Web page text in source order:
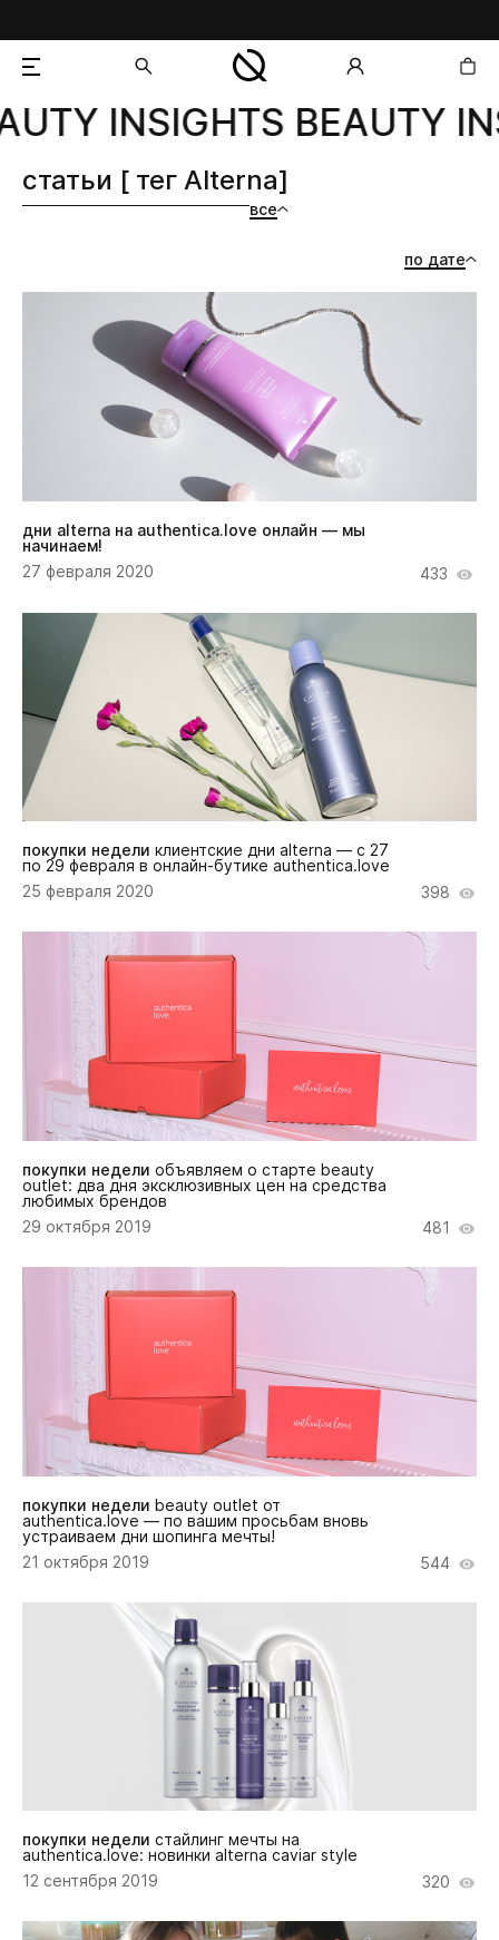
добавлен в корзину
INSIGHTS BEAUTY
все
статьи [ тег Alterna]
по дате
дни alterna на authentica.love онлайн — мы
начинаем!
27 февраля 2020
433
покупки недели клиентские дни alterna — с 27
по 29 февраля в онлайн-бутике authentica.love
25 февраля 2020
398
покупки недели объявляем о старте beauty
outlet: два дня эксклюзивных цен на средства
любимых брендов
29 октября 2019
481
покупки недели beauty outlet от
authentica.love — по вашим просьбам вновь
устраиваем дни шопинга мечты!
21 октября 2019
544
покупки недели стайлинг мечты на
authentica.love: новинки alterna caviar style
12 сентября 2019
320